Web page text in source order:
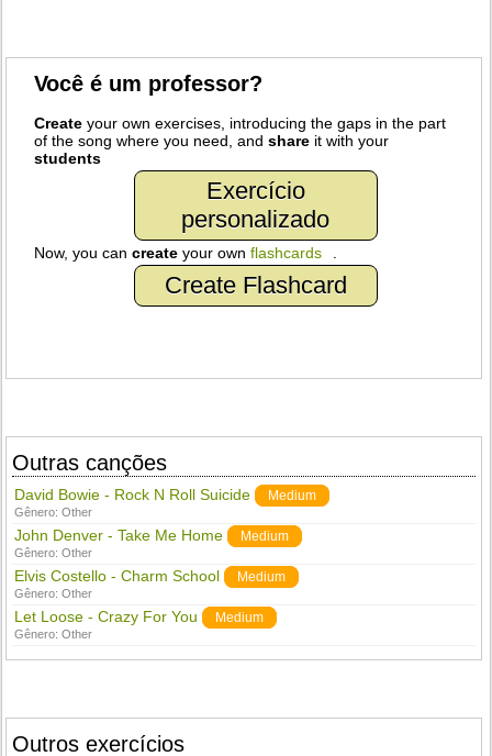
Você é um professor?
Create your own exercises, introducing the gaps in the part
of the song where you need, andshare it with your
students
Exercício
personalizado
Now, you cancreate your ownflashcards
Create Flashcard
Outras canções
David Bowie - Rock N Roll Suicide Medium
Gênero:Other
John Denver - Take Me Home Medium
Gênero:Other
Elvis Costello - Charm School Medium
Gênero:Other
Let Loose - Crazy For You Medium
Gênero:Other
Outros exercícios